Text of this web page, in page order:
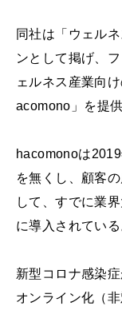
同社は「ウェル
ンとして掲げ、
ェルネス産業向
acomono」を提
hacomonoは
を無くし、顧客
して、すでに業
に導入されている
新型コロナ感染
オンライン化（